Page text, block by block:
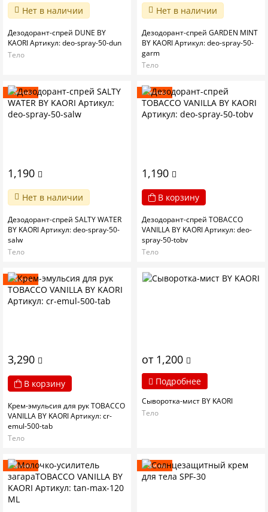
Нет в наличии
Дезодорант-спрей DUNE BY
KAORI Артикул: deo-spray-50-dun
Тело
Нет в наличии
Дезодорант-спрей GARDEN MINT
BY KAORI Артикул: deo-spray-50-
garm
Тело
Новинка
1,190
Нет в наличии
Дезодорант-спрей SALTY WATER
BY KAORI Артикул: deo-spray-50-
salw
Тело
Новинка
1,190
В корзину
Дезодорант-спрей TOBACCO
VANILLA BY KAORI Артикул: deo-
spray-50-tobv
Тело
Новинка
3,290
В корзину
Крем-эмульсия для рук TOBACCO
VANILLA BY KAORI Артикул: cr-
emul-500-tab
Тело
от 1,200
Подробнее
Сыворотка-мист BY KAORI
Тело
Новинка Новинка